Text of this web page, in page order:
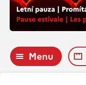
Menu